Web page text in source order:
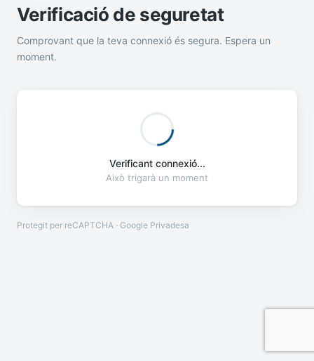
Verificació de seguretat
Comprovant que la teva connexió és segura. Espera un
moment.
Verificant connexió...
Això trigarà un moment
Protegit per reCAPTCHA · Google Privadesa